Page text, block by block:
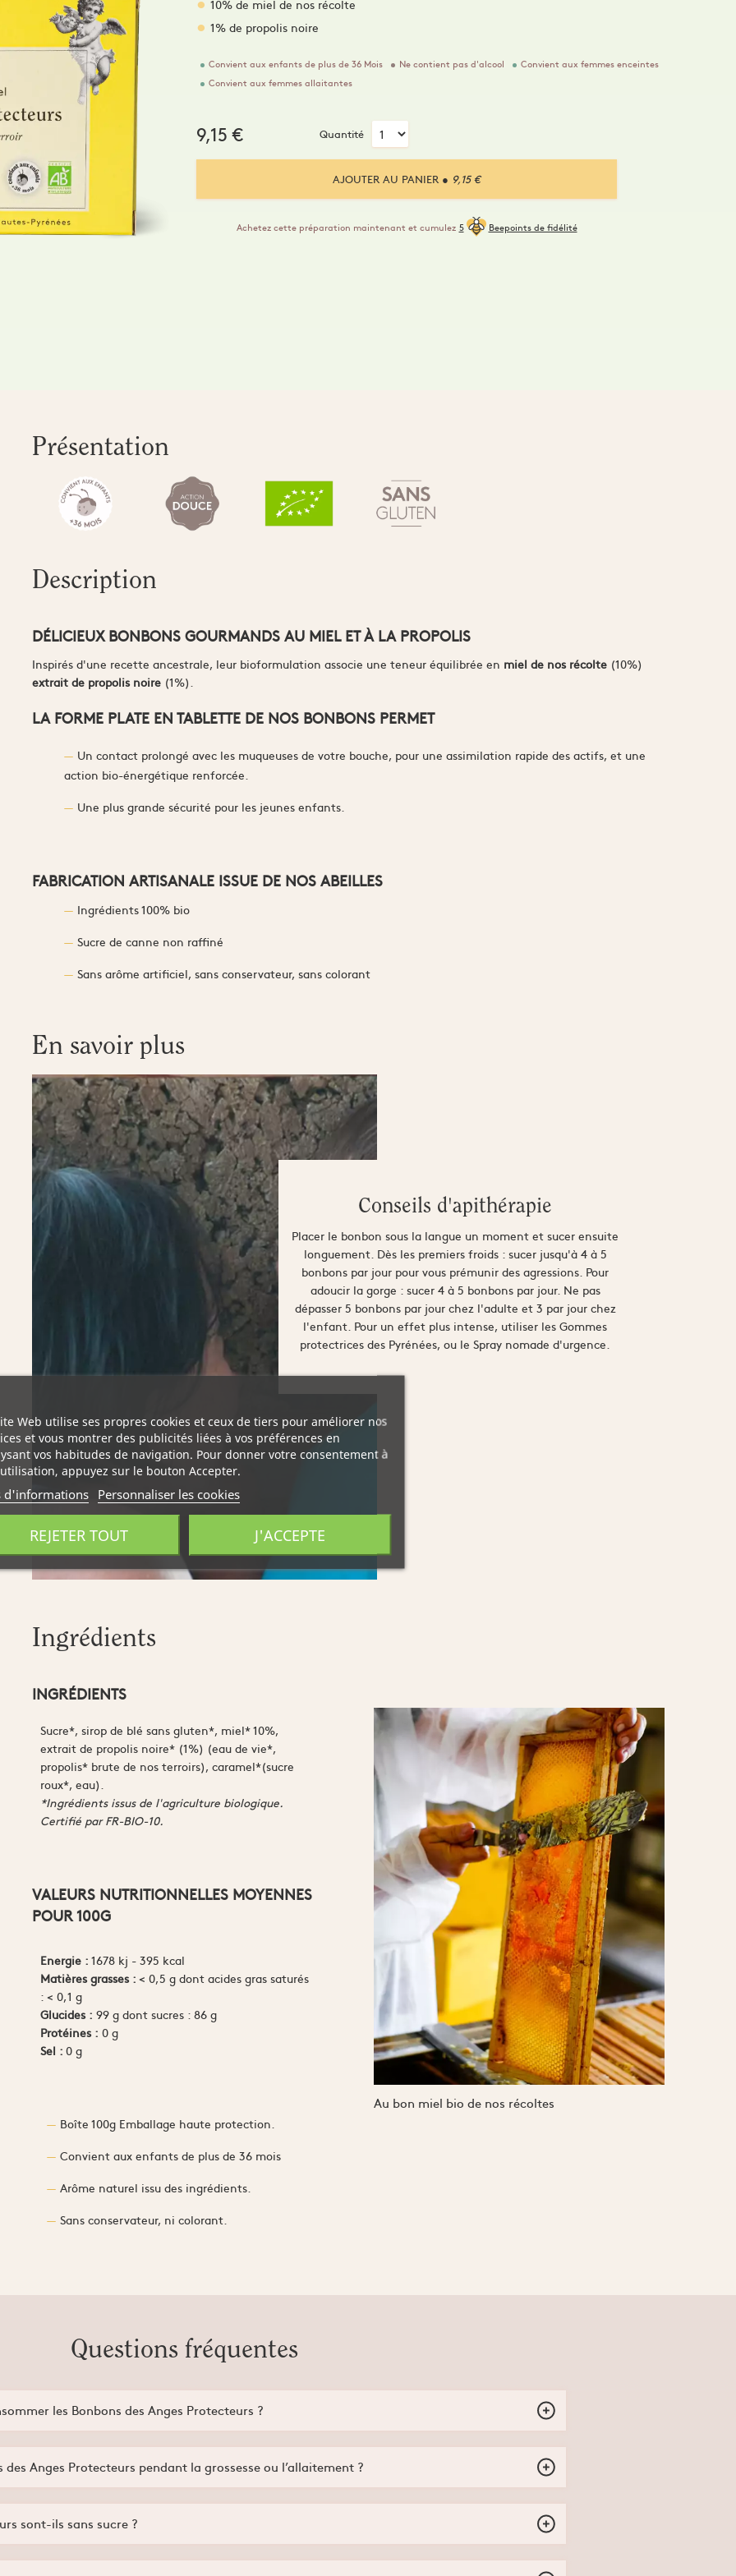
Dermo-Soin
par la peau
Hydromel
10% de miel de nos récolte
1% de propolis noire
Convient aux femmes enceintes
Convient aux femmes allaitantes
Convient aux enfants de plus de 36 Mois Ne contient pas d'alcool
9,15€ Quantité
AJOUTER AU PANIER ● 9,15 €
Achetez cette préparation maintenant et cumulez 5 Beepoints de fidélité
Présentation
Description
DÉLICIEUX BONBONS GOURMANDS AU MIEL ET À LA PROPOLIS
Inspirés d'une recette ancestrale, leur bioformulation associe une teneur équilibrée en miel de nos récolte (10%)
extrait de propolis noire (1%).
LA FORME PLATE EN TABLETTE DE NOS BONBONS PERMET
Un contact prolongé avec les muqueuses de votre bouche, pour une assimilation rapide des actifs, et une
action bio-énergétique renforcée.
Une plus grande sécurité pour les jeunes enfants.
FABRICATION ARTISANALE ISSUE DE NOS ABEILLES
Ingrédients 100% bio
Sucre de canne non raffiné
Sans arôme artificiel, sans conservateur, sans colorant
En savoir plus
Conseils d'apithérapie
Placer le bonbon sous la langue un moment et sucer ensuite
longuement. Dès les premiers froids : sucer jusqu'à 4 à 5
bonbons par jour pour vous prémunir des agressions. Pour
adoucir la gorge : sucer 4 à 5 bonbons par jour. Ne pas
dépasser 5 bonbons par jour chez l'adulte et 3 par jour chez
l'enfant. Pour un effet plus intense, utiliser les Gommes
protectrices des Pyrénées, ou le Spray nomade d'urgence.
Ingrédients
INGRÉDIENTS
Sucre*, sirop de blé sans gluten*, miel* 10%,
extrait de propolis noire* (1%) (eau de vie*,
propolis* brute de nos terroirs), caramel*(sucre
roux*, eau).
*Ingrédients issus de l'agriculture biologique.
Certifié par FR-BIO-10.
VALEURS NUTRITIONNELLES MOYENNES
POUR 100G
Energie : 1678 kj - 395 kcal
Matières grasses : < 0,5 g dont acides gras saturés
: < 0,1 g
Glucides : 99 g dont sucres : 86 g
Protéines : 0 g
Sel : 0 g
Boîte 100g Emballage haute protection.
Convient aux enfants de plus de 36 mois
Arôme naturel issu des ingrédients.
Sans conservateur, ni colorant.
Au bon miel bio de nos récoltes
Questions fréquentes
les Bonbons des Anges Protecteurs ?
Anges Protecteurs pendant la grossesse ou l’allaitement ?
sont-ils sans sucre ?
Web utilise ses propres cookies et ceux de tiers pour améliorer nos
et vous montrer des publicités liées à vos préférences en
vos habitudes de navigation. Pour donner votre consentement à
appuyez sur le bouton Accepter.
d'informations Personnaliser les cookies
REJETER TOUT J'ACCEPTE